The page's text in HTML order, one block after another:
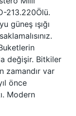
213.220Ölü.
güneş ışığı
değişir. Bitkiler
zamandır var
önce
Modern